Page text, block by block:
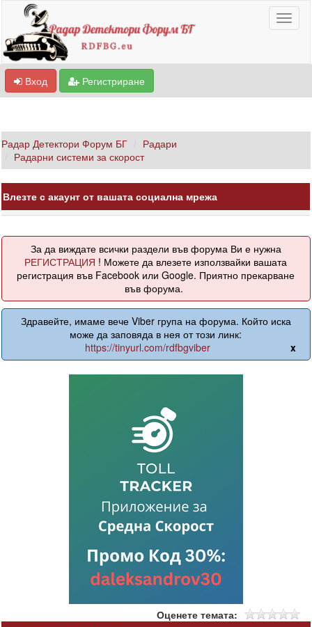
Вход Регистриране
Радар Детектори Форум БГ
Радари
Радарни системи за скорост
Влезте с акаунт от вашата социална мрежа
За да виждате всички раздели във форума Ви е нужна
РЕГИСТРАЦИЯ ! Можете да влезете използвайки вашата
регистрация във Facebook или Google. Приятно прекарване
във форума.
Здравейте, имаме вече Viber група на форума. Който иска
може да заповяда в нея от този линк:
https://tinyurl.com/rdfbgviber
x
Оценете темата: